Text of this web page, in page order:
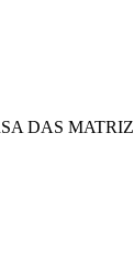
DAS